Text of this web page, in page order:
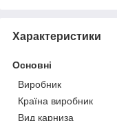
Характеристики
Основні
Виробник
Країна виробник
Вид карниза